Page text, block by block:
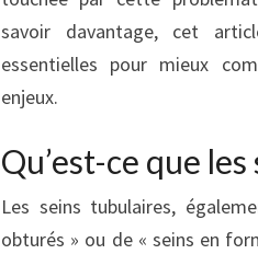
savoir davantage, cet
essentielles pour mieux
enjeux.
Qu’est-ce que
Les seins tubulaires,
obturés » ou de « seins en